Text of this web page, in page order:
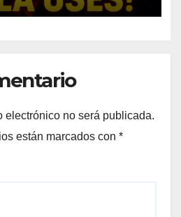
electrónico no será publicada.
están marcados con *